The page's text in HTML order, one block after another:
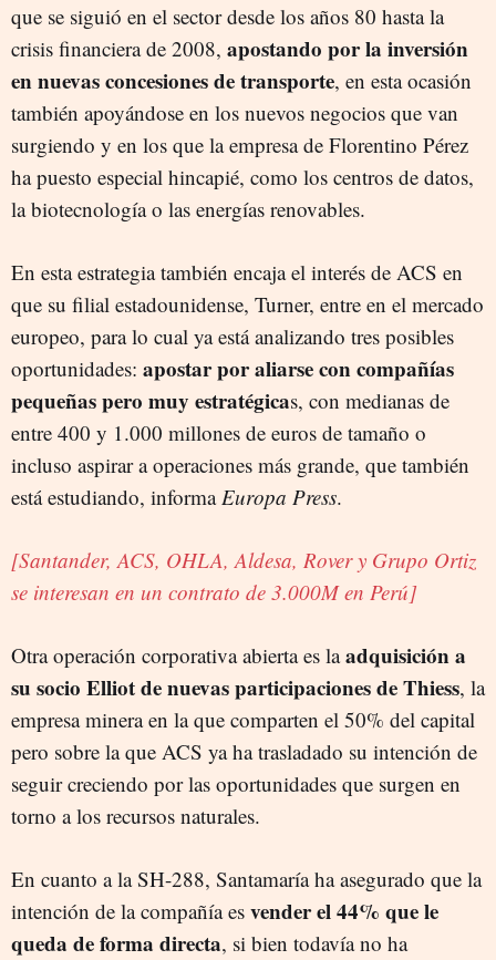
que se siguió en el sector desde los años 80 hasta la
crisis financiera de 2008, apostando por la inversión
en nuevas concesiones de transporte, en esta ocasión
también apoyándose en los nuevos negocios que van
surgiendo y en los que la empresa de Florentino Pérez
ha puesto especial hincapié, como los centros de datos,
la biotecnología o las energías renovables.
En esta estrategia también encaja el interés de ACS en
que su filial estadounidense, Turner, entre en el mercado
europeo, para lo cual ya está analizando tres posibles
oportunidades: apostar por aliarse con compañías
pequeñas pero muy estratégicas, con medianas de
entre 400 y 1.000 millones de euros de tamaño o
incluso aspirar a operaciones más grande, que también
está estudiando, informaEuropa Press.
[Santander, ACS, OHLA, Aldesa, Rover y Grupo Ortiz
se interesan en un contrato de 3.000M en Perú]
Otra operación corporativa abierta es laadquisición a
su socio Elliot de nuevas participaciones de Thiess, la
empresa minera en la que comparten el 50% del capital
pero sobre la que ACS ya ha trasladado su intención de
seguir creciendo por las oportunidades que surgen en
torno a los recursos naturales.
En cuanto a la SH-288, Santamaría ha asegurado que la
intención de la compañía es vender el 44% que le
queda de forma directa, si bien todavía no ha